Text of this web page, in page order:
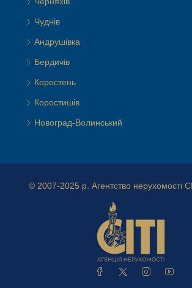
Чуднів
Андрушівка
Бердичів
Коростень
Коростишів
Новоград-Волинський
© 2007-2025 р. Агентство нерухомості